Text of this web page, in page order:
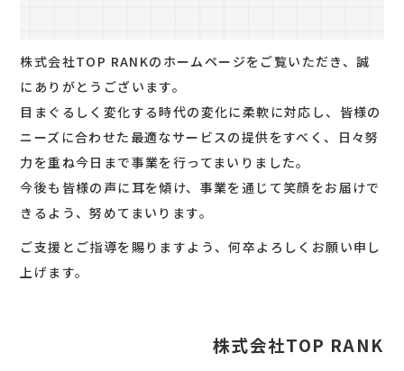
株式会社TOP RANKのホームページをご覧いただき、誠
にありがとうございます。
目まぐるしく変化する時代の変化に柔軟に対応し、皆様の
ニーズに合わせた最適なサービスの提供をすべく、日々努
力を重ね今日まで事業を行ってまいりました。
今後も皆様の声に耳を傾け、事業を通じて笑顔をお届けで
きるよう、努めてまいります。
ご支援とご指導を賜りますよう、何卒よろしくお願い申し
上げます。
株式会社TOP RANK